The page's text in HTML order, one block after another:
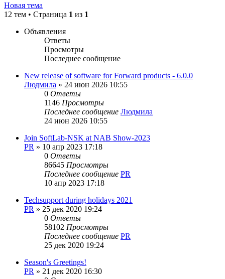
Новая тема
12 тем • Страница 1 из 1
Объявления
Ответы
Просмотры
Последнее сообщение
New release of software for Forward products - 6.0.0
Людмила » 24 июн 2026 10:55
0 Ответы
1146 Просмотры
Последнее сообщение Людмила
24 июн 2026 10:55
Join SoftLab-NSK at NAB Show-2023
PR » 10 апр 2023 17:18
0 Ответы
86645 Просмотры
Последнее сообщение PR
10 апр 2023 17:18
Techsupport during holidays 2021
PR » 25 дек 2020 19:24
0 Ответы
58102 Просмотры
Последнее сообщение PR
25 дек 2020 19:24
Season's Greetings!
PR » 21 дек 2020 16:30